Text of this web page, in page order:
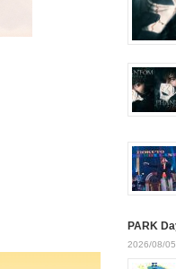
PARK
2026/08/05